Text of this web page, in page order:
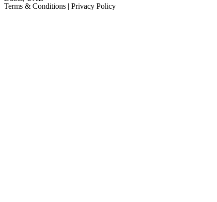
Terms & Conditions | Privacy Policy